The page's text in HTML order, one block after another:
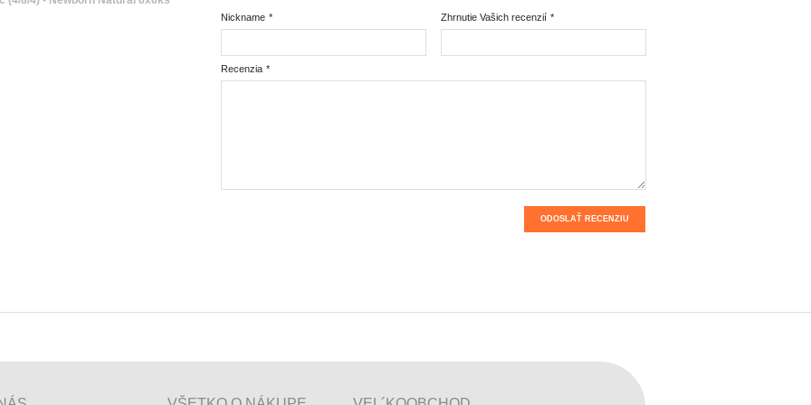
*
Nickname *
Zhrnutie Vašich recenzií
*
Recenzia
ODOSLAŤ RECENZIU